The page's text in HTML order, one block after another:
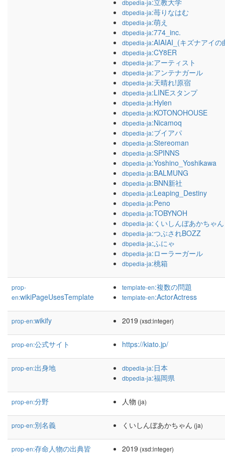
dbpedia-ja:立教大学
dbpedia-ja:苺りなはむ
dbpedia-ja:萌え
dbpedia-ja:774_inc.
dbpedia-ja:AIAIAI_(キズナアイの
dbpedia-ja:CY8ER
dbpedia-ja:アーティスト
dbpedia-ja:アンテナガール
dbpedia-ja:天晴れ!原宿
dbpedia-ja:LINEスタンプ
dbpedia-ja:Hylen
dbpedia-ja:KOTONOHOUSE
dbpedia-ja:Nicamoq
dbpedia-ja:ブイアパ
dbpedia-ja:Stereoman
dbpedia-ja:SPINNS
dbpedia-ja:Yoshino_Yoshikawa
dbpedia-ja:BALMUNG
dbpedia-ja:BNN新社
dbpedia-ja:Leaping_Destiny
dbpedia-ja:Peno
dbpedia-ja:TOBYNOH
dbpedia-ja:くいしんぼあかちゃん
dbpedia-ja:つぶされBOZZ
dbpedia-ja:ふにゃ
dbpedia-ja:ローラーガール
dbpedia-ja:桃箱
prop-
en:wikiPageUsesTemplate
template-en:複数の問題
template-en:ActorActress
prop-en:wikify 2019 (xsd:integer)
prop-en:公式サイト https://kiato.jp/
prop-en:出身地 dbpedia-ja:日本
dbpedia-ja:福岡県
prop-en:分野 人物 (ja)
prop-en:別名義 くいしんぼあかちゃん (ja)
prop-en:存命人物の出典皆
2019 (xsd:integer)